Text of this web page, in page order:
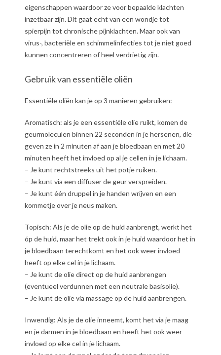
eigenschappen waardoor ze voor bepaalde klachten
inzetbaar zijn. Dit gaat echt van een wondje tot
spierpijn tot chronische pijnklachten. Maar ook van
virus-, bacteriële en schimmelinfecties tot je niet goed
kunnen concentreren of heel verdrietig zijn.
Gebruik van essentiële oliën
Essentiële oliën kan je op 3 manieren gebruiken:
Aromatisch: als je een essentiële olie ruikt, komen de
geurmoleculen binnen 22 seconden in je hersenen, die
geven ze in 2 minuten af aan je bloedbaan en met 20
minuten heeft het invloed op al je cellen in je lichaam.
– Je kunt rechtstreeks uit het potje ruiken.
– Je kunt via een diffuser de geur verspreiden.
– Je kunt één druppel in je handen wrijven en een
kommetje over je neus maken.
Topisch: Als je de olie op de huid aanbrengt, werkt het
óp de huid, maar het trekt ook ín je huid waardoor het in
je bloedbaan terechtkomt en het ook weer invloed
heeft op elke cel in je lichaam.
– Je kunt de olie direct op de huid aanbrengen
(eventueel verdunnen met een neutrale basisolie).
– Je kunt de olie via massage op de huid aanbrengen.
Inwendig: Als je de olie inneemt, komt het via je maag
en je darmen in je bloedbaan en heeft het ook weer
invloed op elke cel in je lichaam.